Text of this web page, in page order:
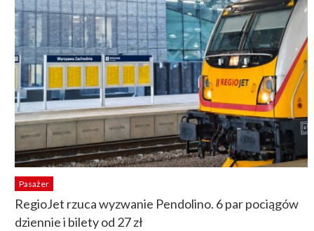
Pasażer
RegioJet rzuca wyzwanie Pendolino. 6 par pociągów
dziennie i bilety od 27 zł